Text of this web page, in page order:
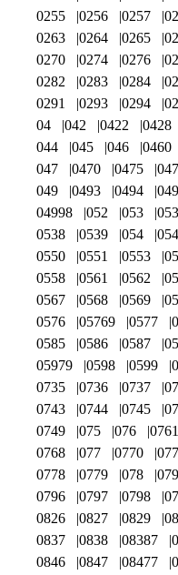
0255
0256 0257
0263
0264 0265
0270
0274 0276
0282
0283 0284
0291
0293 0294
04
042 0422 0428
044
045 046 0460
047
0470 0475
049
0493 0494
04998
052 053
0538
0539 054
0550
0551 0553
0558
0561 0562
0567
0568 0569
0576
05769 0577
0585
0586 0587
05979
0598 0599
0735
0736 0737
0743
0744 0745
0749
075 076 0761
0768
077 0770
0778
0779 078 079
0796
0797 0798
0826
0827 0829
0837
0838 08387
0846
0847 08477